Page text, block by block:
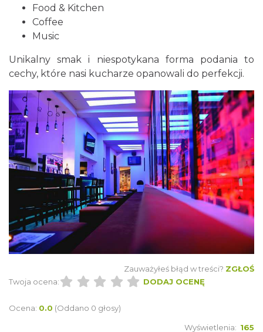
Food & Kitchen
Coffee
Music
Unikalny smak i niespotykana forma podania to
cechy, które nasi kucharze opanowali do perfekcji.
Zauważyłeś błąd w treści? ZGŁOŚ
Twoja ocena:
DODAJ OCENĘ
Ocena: 0.0 (Oddano 0 głosy)
Wyświetlenia: 165